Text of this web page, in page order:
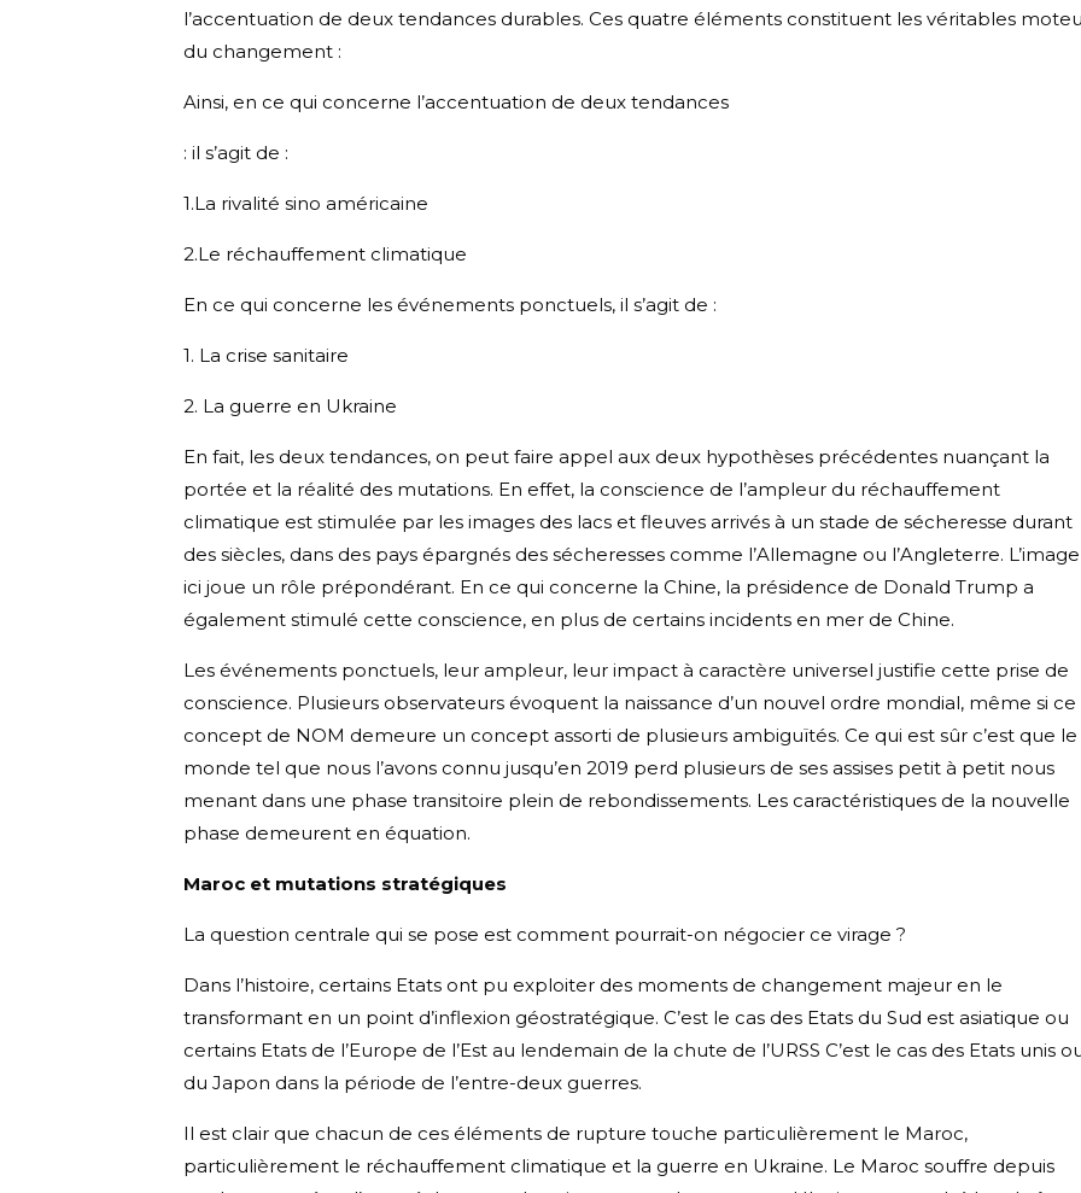
l’accentuation de deux tendances durables. Ces quatre éléments constituent les véritables
du changement :
Ainsi, en ce qui concerne l’accentuation de deux tendances
: il s’agit de :
1.La rivalité sino américaine
2.Le réchauffement climatique
En ce qui concerne les événements ponctuels, il s’agit de :
1. La crise sanitaire
2. La guerre en Ukraine
En fait, les deux tendances, on peut faire appel aux deux hypothèses précédentes nuançant la
portée et la réalité des mutations. En effet, la conscience de l’ampleur du réchauffement
climatique est stimulée par les images des lacs et fleuves arrivés à un stade de sécheresse durant
des siècles, dans des pays épargnés des sécheresses comme l’Allemagne ou l’Angleterre. L’image
ici joue un rôle prépondérant. En ce qui concerne la Chine, la présidence de Donald Trump a
également stimulé cette conscience, en plus de certains incidents en mer de Chine.
Les événements ponctuels, leur ampleur, leur impact à caractère universel justifie cette prise de
conscience. Plusieurs observateurs évoquent la naissance d’un nouvel ordre mondial, même si ce
concept de NOM demeure un concept assorti de plusieurs ambiguïtés. Ce qui est sûr c’est que le
monde tel que nous l’avons connu jusqu’en 2019 perd plusieurs de ses assises petit à petit nous
menant dans une phase transitoire plein de rebondissements. Les caractéristiques de la nouvelle
phase demeurent en équation.
Maroc et mutations stratégiques
La question centrale qui se pose est comment pourrait-on négocier ce virage ?
Dans l’histoire, certains Etats ont pu exploiter des moments de changement majeur en le
transformant en un point d’inflexion géostratégique. C’est le cas des Etats du Sud est asiatique ou
certains Etats de l’Europe de l’Est au lendemain de la chute de l’URSS C’est le cas des Etats unis
du Japon dans la période de l’entre-deux guerres.
Il est clair que chacun de ces éléments de rupture touche particulièrement le Maroc,
particulièrement le réchauffement climatique et la guerre en Ukraine. Le Maroc souffre depuis